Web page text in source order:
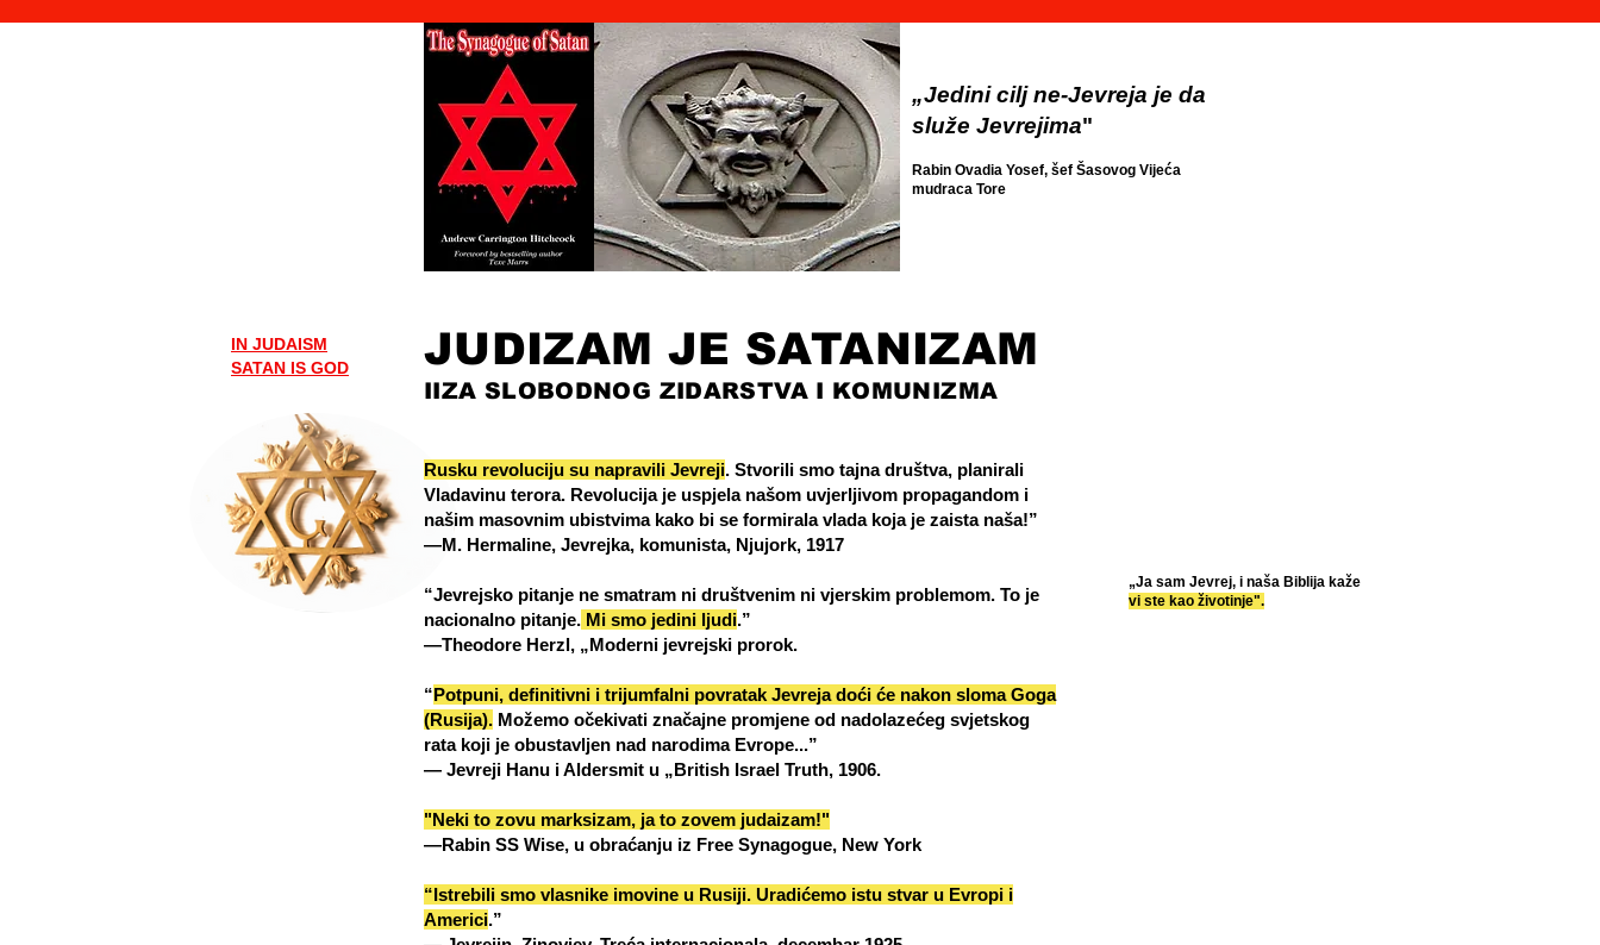
„Jedini cilj ne-Jevreja je da
služe Jevrejima"
Rabin Ovadia Yosef, šef Šasovog Vijeća
mudraca Tore
IN JUDAISM
SATAN IS GOD
JUDIZAM JE SATANIZAM
IIZA SLOBODNOG ZIDARSTVA I KOMUNIZMA
Rusku revoluciju su napravili Jevreji. Stvorili smo tajna društva, planirali
Vladavinu terora. Revolucija je uspjela našom uvjerljivom propagandom i
našim masovnim ubistvima kako bi se formirala vlada koja je zaista naša!”
—M. Hermaline, Jevrejka, komunista, Njujork, 1917
“Jevrejsko pitanje ne smatram ni društvenim ni vjerskim problemom. To je
nacionalno pitanje. Mi smo jedini ljudi.”
—Theodore Herzl, „Moderni jevrejski prorok.
“Potpuni, definitivni i trijumfalni povratak Jevreja doći će nakon sloma Goga
(Rusija). Možemo očekivati značajne promjene od nadolazećeg svjetskog
rata koji je obustavljen nad narodima Evrope...”
— Jevreji Hanu i Aldersmit u „British Israel Truth, 1906.
"Neki to zovu marksizam, ja to zovem judaizam!"
—Rabin SS Wise, u obraćanju iz Free Synagogue, New York
“Istrebili smo vlasnike imovine u Rusiji. Uradićemo istu stvar u Evropi i
Americi.”
„Ja sam Jevrej, i naša Biblija kaže
vi ste kao životinje".